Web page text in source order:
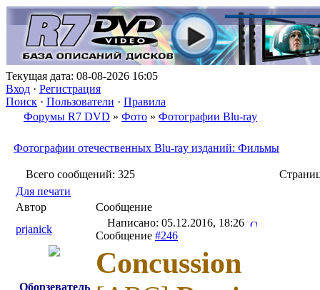
Текущая дата: 08-08-2026 16:05
Вход · Регистрация
Поиск · Пользователи · Правила
Форумы R7 DVD » Фото » Фотографии Blu-ray
Фотографии отечественных Blu-ray изданий: Фильмы
Всего сообщений: 325
Для печати
Автор
Сообщение
prjanick
Написано: 05.12.2016, 18:26
Сообщение #246
Оборзеватель
Concussion